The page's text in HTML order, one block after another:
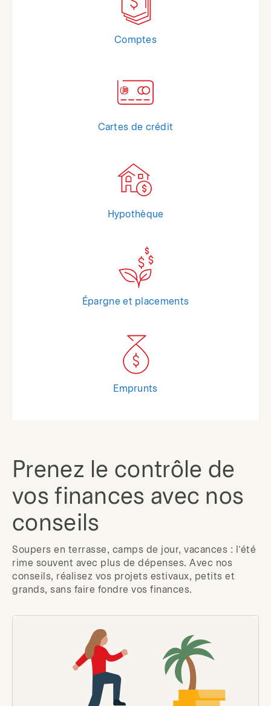
Comptes
Cartes de crédit
Hypothèque
Épargne et placements
Emprunts
Prenez le contrôle de
vos finances avec nos
conseils
Soupers en terrasse, camps de jour, vacances : l’été
rime souvent avec plus de dépenses. Avec nos
conseils, réalisez vos projets estivaux, petits et
grands, sans faire fondre vos finances.